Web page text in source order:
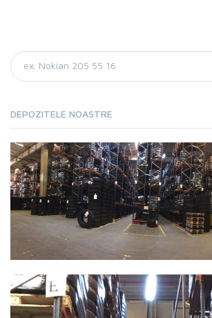
DEPOZITELE NOASTRE